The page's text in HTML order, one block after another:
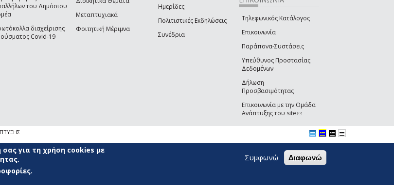
του Δημόσιου
διαχείρισης
Covid-19
Μεταπτυχιακά
Φοιτητική Μέριμνα
Ημερίδες
Πολιτιστικές Εκδηλώσεις
Συνέδρια
Τηλεφωνικός Κατάλογος
Επικοινωνία
Παράπονα-Συστάσεις
Υπεύθυνος Προστασίας
Δεδομένων
Δήλωση
Προσβασιμότητας
Επικοινωνία με την Ομάδα
Ανάπτυξης του site(link sends e-mail)
για τη χρήση cookies με
Συμφωνώ Διαφωνώ